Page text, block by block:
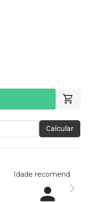
Calcular
Idade recomendada